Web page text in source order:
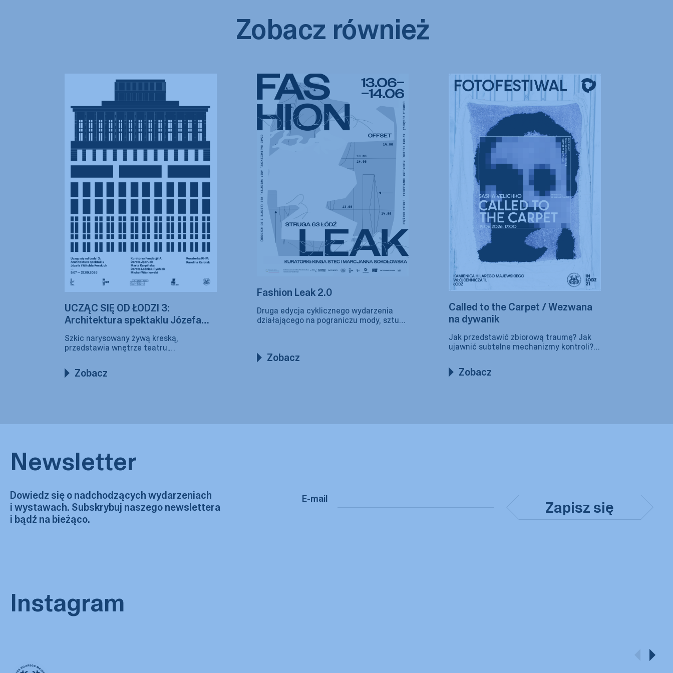
Zobacz również
UCZĄC SIĘ OD ŁODZI 3:
Architektura spektaklu Józefa
i Witolda Korskich
Szkic narysowany żywą kreską,
przedstawia wnętrze teatru.
w stronę centrum. Po prawej Witold
Korski napisał: „Wszystkie elementy
Zobacz
Fashion Leak 2.0
Druga edycja cyklicznego wydarzenia
działającego na pograniczu mody, sztuki
Zobacz
Called to the Carpet / Wezwana
na dywanik
Jak przedstawić zbiorową traumę? Jak
ujawnić subtelne mechanizmy kontroli?
i wytrwałości? Te pytania stanowią
sedno twórczości Sashy Velichko.
Zobacz
Newsletter
Dowiedz się o nadchodzących wydarzeniach
i wystawach. Subskrybuj naszego newslettera
i bądź na bieżąco.
E-mail Zapisz się
Instagram